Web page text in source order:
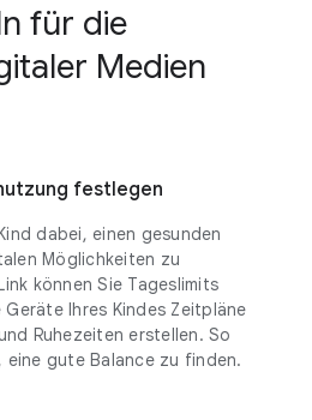
für die
Medien
festlegen
dabei, einen gesunden
Möglichkeiten zu
können Sie Tageslimits
Ihres Kindes Zeitpläne
Ruhezeiten erstellen. So
eine gute Balance zu finden.